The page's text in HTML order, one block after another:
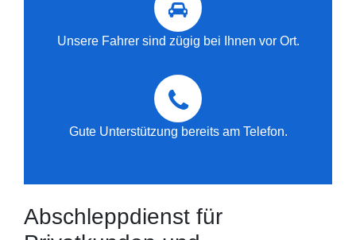
Unsere Fahrer sind zügig bei Ihnen vor Ort.
Gute Unterstützung bereits am Telefon.
Abschleppdienst für